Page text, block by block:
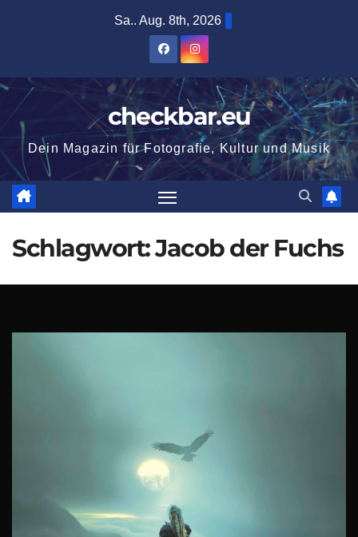
Sa.. Aug. 8th, 2026
checkbar.eu
Dein Magazin für Fotografie, Kultur und Musik
Schlagwort:Jacob der Fuchs